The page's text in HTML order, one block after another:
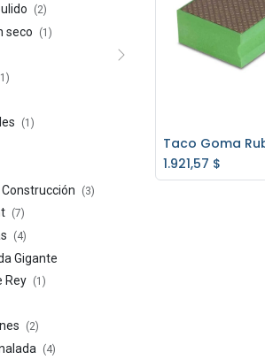
(2)
seco (1)
(1)
(3)
(7)
(4)
Gigante
Rey
(1)
(2)
(4)
Agregar
1.921,57 $